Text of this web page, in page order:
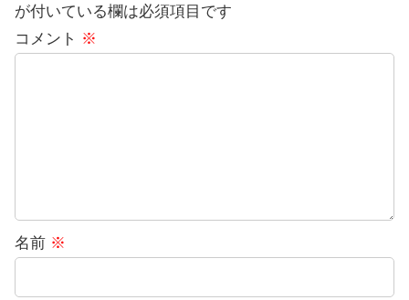
が付いている欄は必須項目です
コメント ※
名前 ※